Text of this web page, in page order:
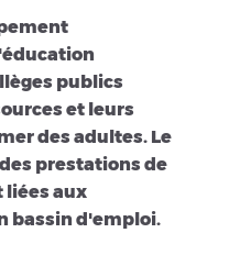
publics
et leurs
des adultes. Le
prestations de
aux
bassin d'emploi.